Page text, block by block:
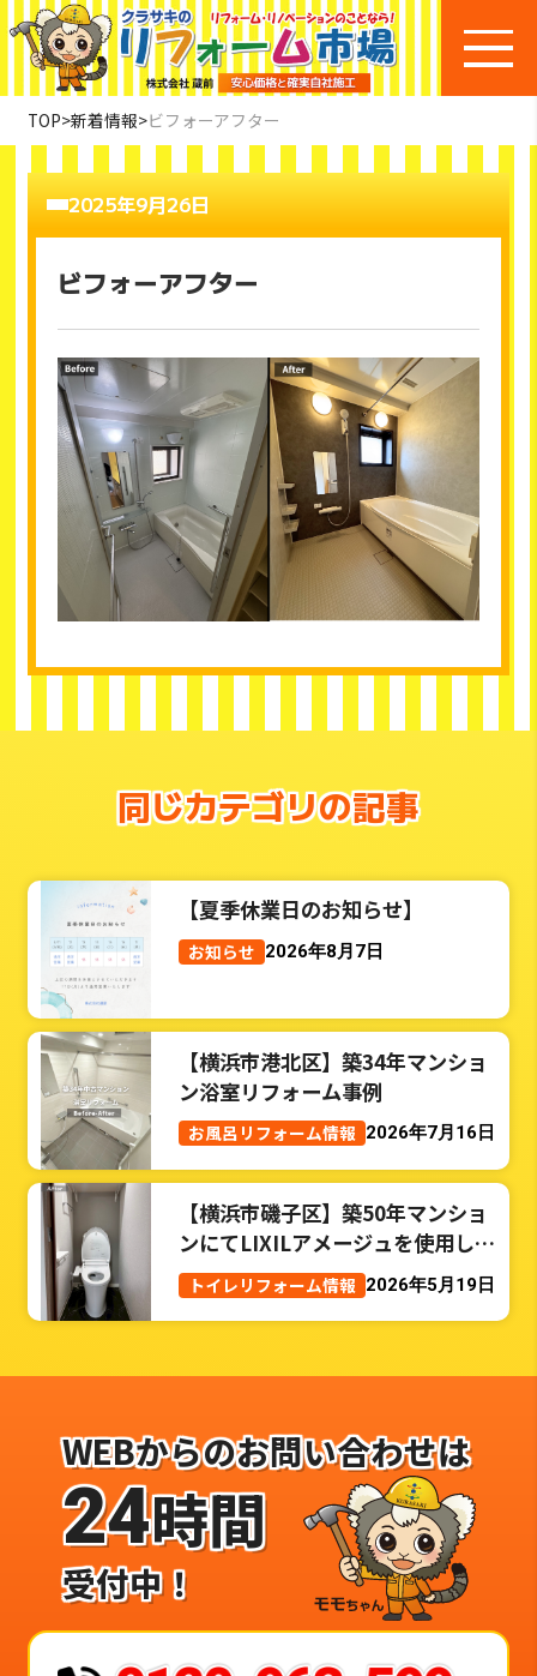
TOP>新着情報>ビフォーアフター
2025年9月26日
ビフォーアフター
同じカテゴリの記事
【夏季休業日のお知らせ】
お知らせ 2026年8月7日
【横浜市港北区】築34年マンショ
ン浴室リフォーム事例
お風呂リフォーム情報 2026年7月16日
【横浜市磯子区】築50年マンショ
ンにてLIXILアメージュを使用した
トイレリフォーム事例
トイレリフォーム情報 2026年5月19日
WEBからのお問い合わせは
24時間
受付中！